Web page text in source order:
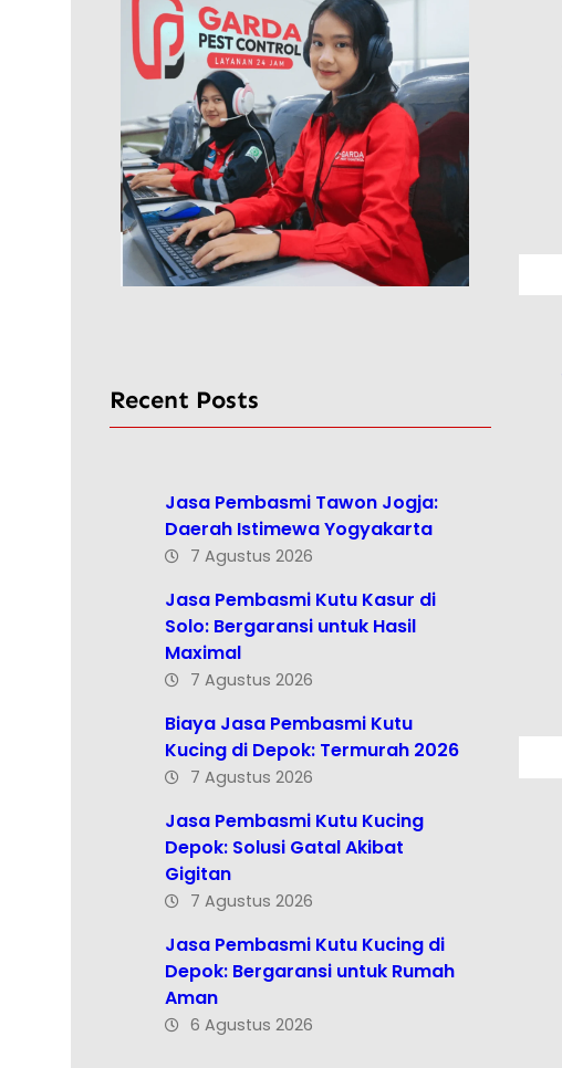
Recent Posts
Jasa Pembasmi Tawon Jogja:
Daerah Istimewa Yogyakarta
7 Agustus 2026
Jasa Pembasmi Kutu Kasur di
Solo: Bergaransi untuk Hasil
Maximal
7 Agustus 2026
Biaya Jasa Pembasmi Kutu
Kucing di Depok: Termurah 2026
7 Agustus 2026
Jasa Pembasmi Kutu Kucing
Depok: Solusi Gatal Akibat
Gigitan
7 Agustus 2026
Jasa Pembasmi Kutu Kucing di
Depok: Bergaransi untuk Rumah
Aman
6 Agustus 2026